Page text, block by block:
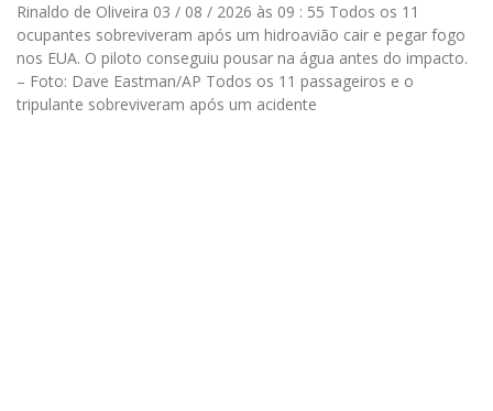
Rinaldo de Oliveira 03 / 08 / 2026 às 09 : 55 Todos os 11
ocupantes sobreviveram após um hidroavião cair e pegar fogo
nos EUA. O piloto conseguiu pousar na água antes do impacto.
– Foto: Dave Eastman/AP Todos os 11 passageiros e o
tripulante sobreviveram após um acidente